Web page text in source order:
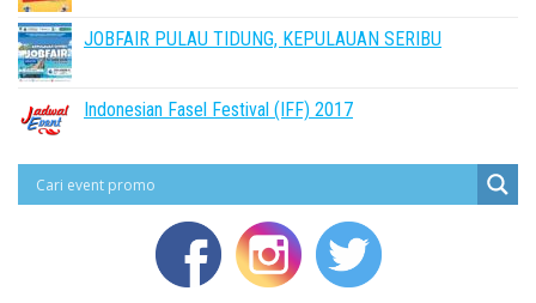
JOBFAIR PULAU TIDUNG, KEPULAUAN SERIBU
Indonesian Fasel Festival (IFF) 2017